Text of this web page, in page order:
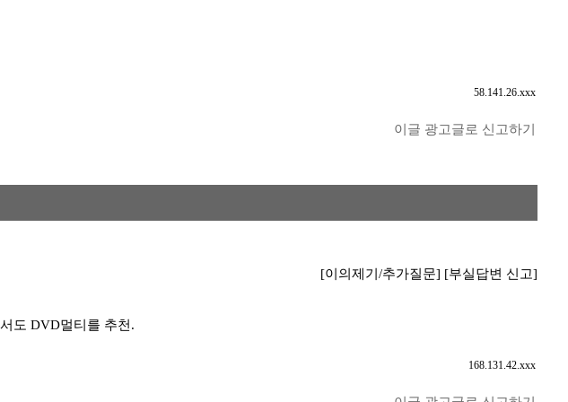
58.141.26.xxx
이글 광고글로 신고하기
[이의제기/추가질문] [부실답변 신고]
도 DVD멀티를 추천.
168.131.42.xxx